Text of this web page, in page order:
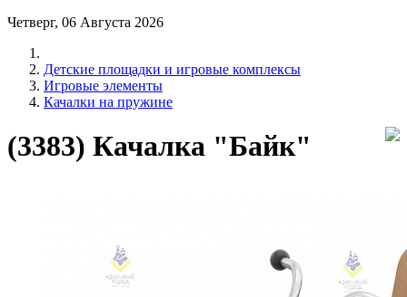
Четверг, 06 Августа 2026
Детские площадки и игровые комплексы
Игровые элементы
Качалки на пружине
(3383) Качалка "Байк"